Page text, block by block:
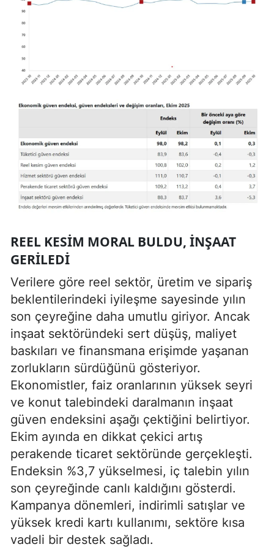
REEL KESIM MORAL BULDU, İNŞAAT
GERILEDI
Verilere göre reel sektör, üretim ve sipariş
beklentilerindeki iyileşme sayesinde yılın
son çeyreğine daha umutlu giriyor. Ancak
inşaat sektöründeki sert düşüş, maliyet
baskıları ve finansmana erişimde yaşanan
zorlukların sürdüğünü gösteriyor.
Ekonomistler, faiz oranlarının yüksek seyri
ve konut talebindeki daralmanın inşaat
güven endeksini aşağı çektiğini belirtiyor.
Ekim ayında en dikkat çekici artış
perakende ticaret sektöründe gerçekleşti.
Endeksin %3,7 yükselmesi, iç talebin yılın
son çeyreğinde canlı kaldığını gösterdi.
Kampanya dönemleri, indirimli satışlar ve
yüksek kredi kartı kullanımı, sektöre kısa
vadeli bir destek sağladı.